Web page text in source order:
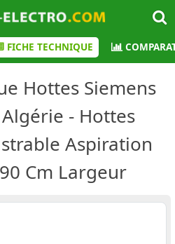
FICHE TECHNIQUE
Hottes Siemens
Algérie - Hottes
Aspiration
Cm Largeur